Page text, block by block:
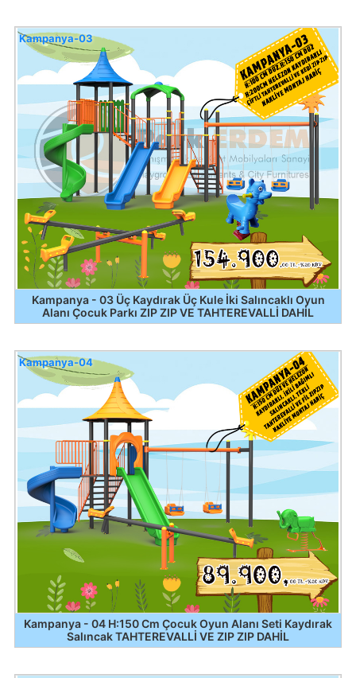
Kampanya - 03 Üç Kaydırak Üç Kule İki Salıncaklı Oyun
Alanı Çocuk Parkı ZIP ZIP VE TAHTEREVALLİ DAHİL
Kampanya-03
Kampanya - 04 H:150 Cm Çocuk Oyun Alanı Seti Kaydırak
Salıncak TAHTEREVALLİ VE ZIP ZIP DAHİL
Kampanya-04